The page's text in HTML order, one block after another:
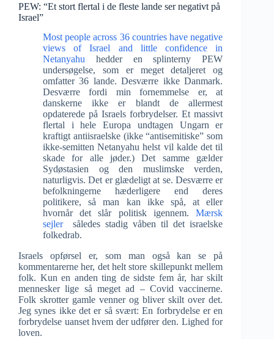
PEW: “Et stort flertal i de fleste lande ser negativt på
Israel”
Most people across 36 countries have negative
views of Israel and little confidence in
Netanyahu hedder en splinterny PEW
undersøgelse, som er meget detaljeret og
omfatter 36 lande. Desværre ikke Danmark.
Desværre fordi min fornemmelse er, at
danskerne ikke er blandt de allermest
opdaterede på Israels forbrydelser. Et massivt
flertal i hele Europa undtagen Ungarn er
kraftigt antiisraelske (ikke “antisemitiske” som
ikke-semitten Netanyahu helst vil kalde det til
skade for alle jøder.) Det samme gælder
Sydøstasien og den muslimske verden,
naturligvis. Det er glædeligt at se. Desværre er
befolkningerne hæderligere end deres
politikere, så man kan ikke spå, at eller
hvornår det slår politisk igennem.Mærsk
sejlersåledes stadig våben til det israelske
folkedrab.
Israels opførsel er, som man også kan se på
kommentarerne her, det helt store skillepunkt mellem
folk. Kun en anden ting de sidste fem år, har skilt
mennesker lige så meget ad – Covid vaccinerne.
Folk skrotter gamle venner og bliver skilt over det.
Jeg synes ikke det er så svært: En forbrydelse er en
forbrydelse uanset hvem der udfører den. Lighed for
loven.